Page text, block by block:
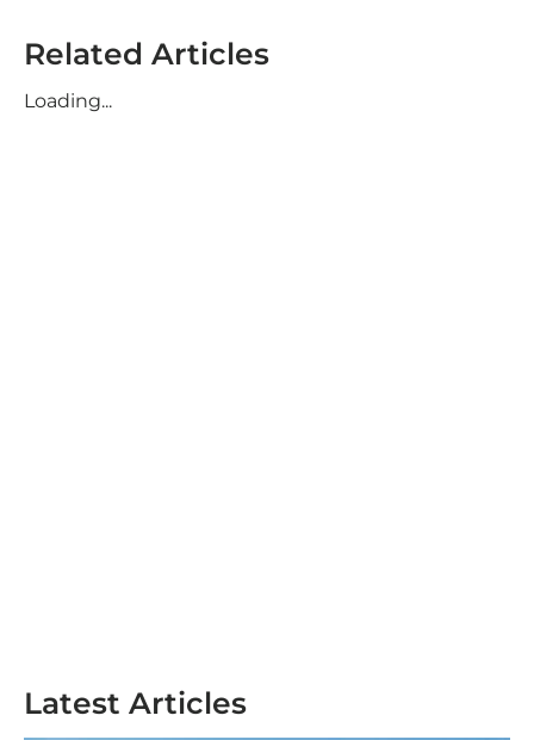
Latest Articles
Related Articles
Loading...